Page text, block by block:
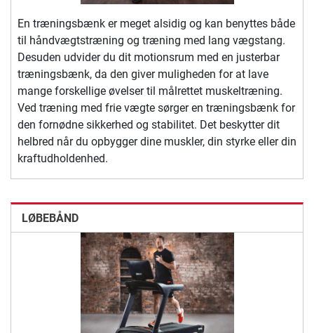
En træningsbænk er meget alsidig og kan benyttes både
til håndvægtstræning og træning med lang vægstang.
Desuden udvider du dit motionsrum med en justerbar
træningsbænk, da den giver muligheden for at lave
mange forskellige øvelser til målrettet muskeltræning.
Ved træning med frie vægte sørger en træningsbænk for
den fornødne sikkerhed og stabilitet. Det beskytter dit
helbred når du opbygger dine muskler, din styrke eller din
kraftudholdenhed.
LØBEBÅND